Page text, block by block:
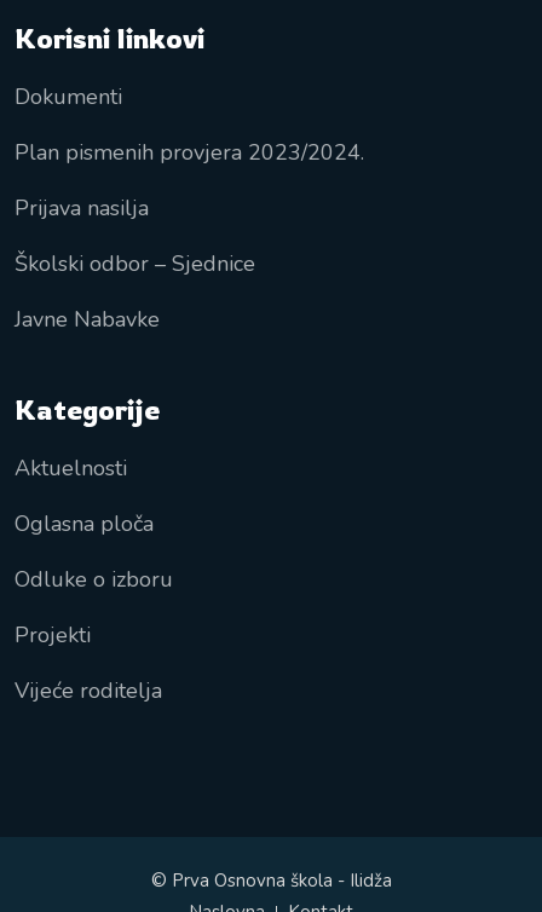
Korisni linkovi
Dokumenti
Plan pismenih provjera 2023/2024.
Prijava nasilja
Školski odbor – Sjednice
Javne Nabavke
Kategorije
Aktuelnosti
Oglasna ploča
Odluke o izboru
Projekti
Vijeće roditelja
© Prva Osnovna škola - Ilidža